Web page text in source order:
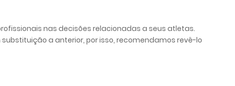
nas decisões relacionadas a seus atletas.
a anterior, por isso, recomendamos revê-lo